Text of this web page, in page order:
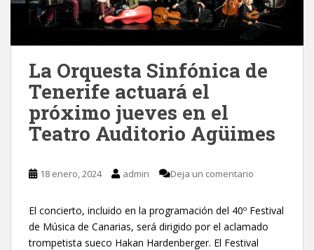
La Orquesta Sinfónica de
Tenerife actuará el
próximo jueves en el
Teatro Auditorio Agüimes
18 enero, 2024 admin Deja un comentario
El concierto, incluido en la programación del 40º Festival
de Música de Canarias, será dirigido por el aclamado
trompetista sueco Hakan Hardenberger. El Festival